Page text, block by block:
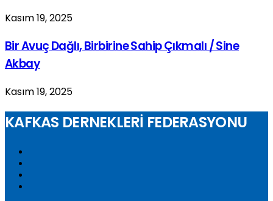
Kasım 19, 2025
Bir Avuç Dağlı, Birbirine Sahip Çıkmalı / Sine
Akbay
Kasım 19, 2025
KAFKAS DERNEKLERİ FEDERASYONU